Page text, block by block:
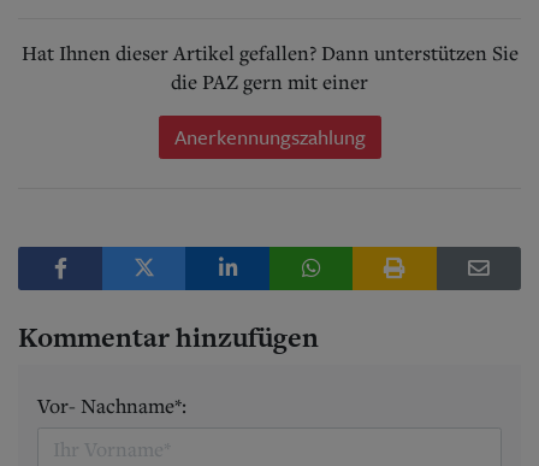
Hat Ihnen dieser Artikel gefallen? Dann unterstützen Sie
die PAZ gern mit einer
Anerkennungszahlung
Kommentar hinzufügen
Vor- Nachname*: